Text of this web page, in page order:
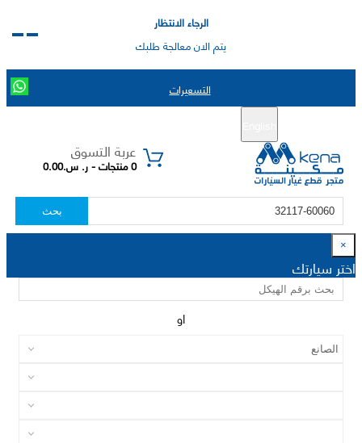
الرجاء الانتظار
يتم الان معالجة طلبك
التسعيرات
عربة التسوق
0 منتجات - ر. س.0.00
بحث
×
اختر سيارتك
او